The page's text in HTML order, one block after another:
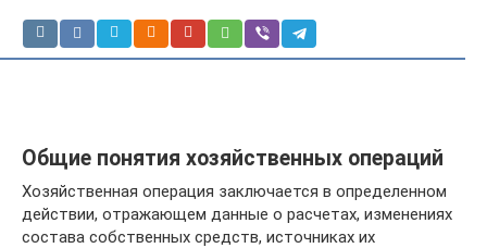
Общие понятия хозяйственных операций
Хозяйственная операция заключается в определенном
действии, отражающем данные о расчетах, изменениях
состава собственных средств, источниках их